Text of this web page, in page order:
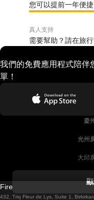
您可以提前一年便捷
真人支持
需要幫助？請在旅
我們的免費應用程式陪
單！
慶
光州
大邱
都柏
Firebird GT Limited (OC
432, Triq Fleur de Lys, Suite 1,